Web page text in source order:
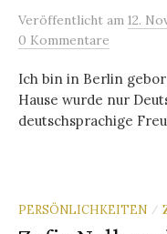
Veröffentlicht am 12.
0 Kommentare
Ich bin in Berlin
Hause wurde nur
deutschsprachige
PERSÖNLICHKEITEN /